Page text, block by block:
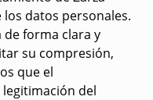
datos personales.
de forma clara y
su compresión,
que el
del